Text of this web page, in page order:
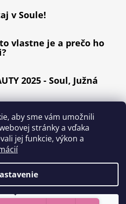
aby sme vám umožnili
stránky a vďaka
jej funkcie, výkon a
v Soule!
vlastne je a prečo ho
2025 - Soul, Južná
Shoptet Premium